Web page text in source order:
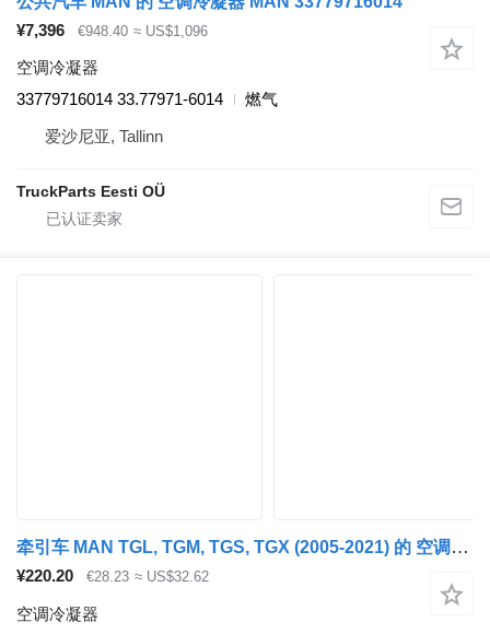
¥7,396
€948.40 ≈ US$1,096
空调冷凝器
33779716014 33.77971-6014
燃气
爱沙尼亚, Tallinn
TruckParts Eesti OÜ
牵引车 MAN TGL, TGM, TGS, TGX (2005-2021) 的 空调冷凝器 MAN TGX 26.440 (01.07-) SD7H15-6008
¥220.20 €28.23 ≈ US$32.62
空调冷凝器